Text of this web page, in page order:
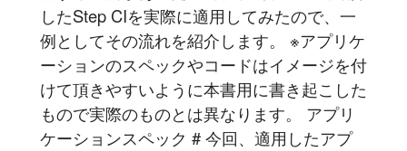
したStep CIを実際に適用してみたので、一
例としてその流れを紹介します。 ※アプリケ
ーションのスペックやコードはイメージを付
けて頂きやすいように本書用に書き起こした
もので実際のものとは異なります。 アプリ
ケーションスペック # 今回、適用したアプ